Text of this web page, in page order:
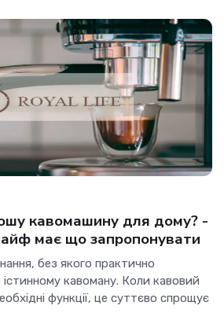
кавомашину для дому? -
має що запропонувати
без якого практично
кавоману. Коли кавовий
функції, це суттєво спрощує